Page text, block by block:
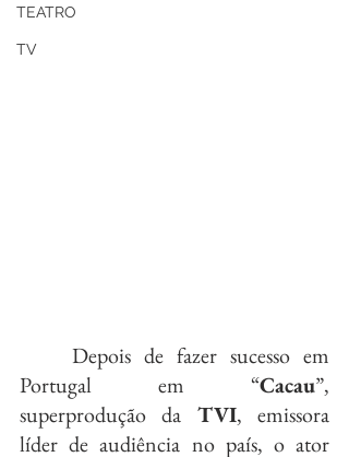
TEATRO
TV
Portugal em “Cacau”,
superprodução da TVI, emissora